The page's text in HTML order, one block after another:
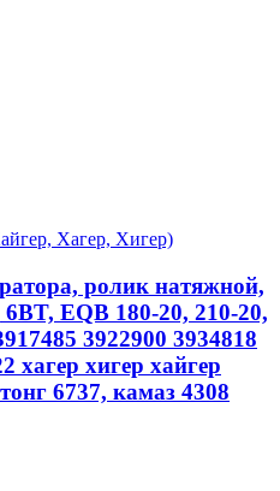
Хагер, Хигер)
ролик натяжной,
EQB 180-20, 210-20,
3922900 3934818
хагер хигер хайгер
6737, камаз 4308